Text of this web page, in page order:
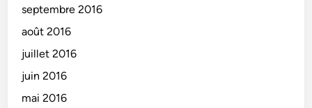
septembre 2016
août 2016
juillet 2016
juin 2016
mai 2016